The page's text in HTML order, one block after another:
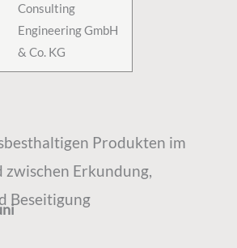
Consulting
Engineering GmbH
& Co. KG
Produkten im
zwischen Erkundung,
Beseitigung